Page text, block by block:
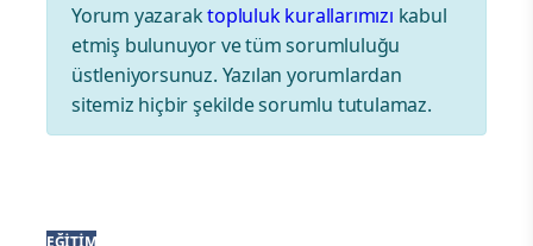
Yorum yazaraktopluluk kurallarımızı kabul
etmiş bulunuyor ve tüm sorumluluğu
üstleniyorsunuz. Yazılan yorumlardan
sitemiz hiçbir şekilde sorumlu tutulamaz.
EĞITIM